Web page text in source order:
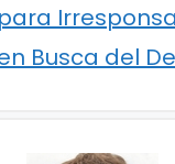
Busca del